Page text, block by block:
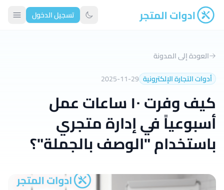
ادوات المتجر تبديل الوضع الداكن
تسجيل الدخول
العودة إلى المدونة
أدوات التجارة الإلكترونية 2025-11-29
كيف وفرت ١٠ ساعات عمل
أسبوعياً في إدارة متجري
باستخدام "الوصف بالجملة"؟